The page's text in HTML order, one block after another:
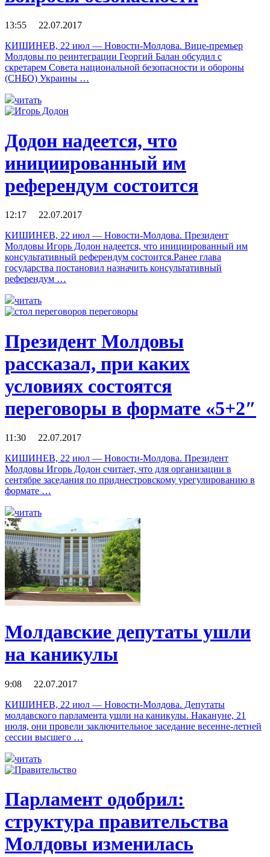
13:55 22.07.2017
КИШИНЕВ, 22 июл — Новости-Молдова. Вице-премьер
Молдовы по реинтеграции Георгий Балан обсудил с
скретарем Совета национальной безопасности и обороны
(СНБО) Украины …
читать
Додон надеется, что
инициированный им
референдум состоится
12:17 22.07.2017
КИШИНЕВ, 22 июл — Новости-Молдова. Президент
Молдовы Игорь Додон надеется, что инициированный им
консультативный референдум состоится.Ранее глава
государства постановил назначить консультативный
референдум …
читать
Президент Молдовы
рассказал, при каких
условиях состоятся
переговоры в формате «5+2″
11:30 22.07.2017
КИШИНЕВ, 22 июл — Новости-Молдова. Президент
Молдовы Игорь Додон считает, что для организации в
сентябре заседания по приднестровскому урегулированию в
формате …
читать
Молдавские депутаты ушли
на каникулы
9:08 22.07.2017
КИШИНЕВ, 22 июл — Новости-Молдова. Депутаты
молдавского парламента ушли на каникулы. Накануне, 21
июля, они провели заключительное заседание весенне-летней
сессии высшего …
читать
Парламент одобрил:
структура правительства
Молдовы изменилась